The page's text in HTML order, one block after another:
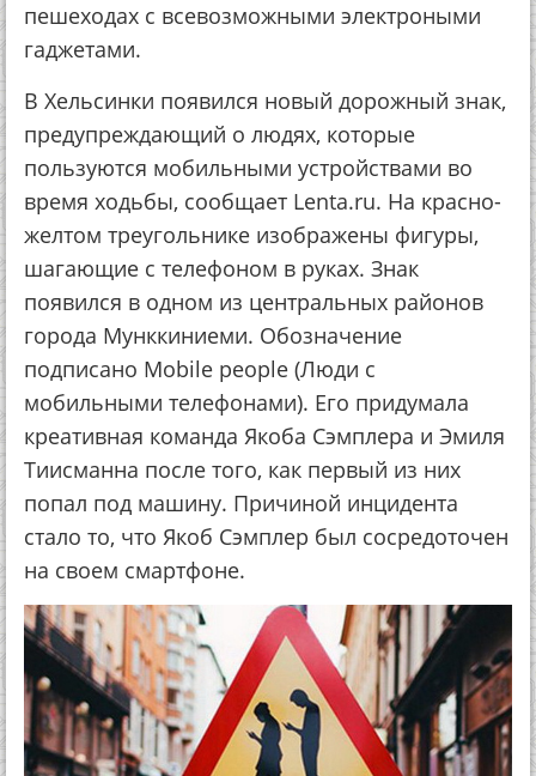
пешеходах с всевозможными электроными
гаджетами.
В Хельсинки появился новый дорожный знак,
предупреждающий о людях, которые
пользуются мобильными устройствами во
время ходьбы, сообщает Lenta.ru. На красно-
желтом треугольнике изображены фигуры,
шагающие с телефоном в руках. Знак
появился в одном из центральных районов
города Мунккиниеми. Обозначение
подписано Mobile people (Люди с
мобильными телефонами). Его придумала
креативная команда Якоба Сэмплера и Эмиля
Тиисманна после того, как первый из них
попал под машину. Причиной инцидента
стало то, что Якоб Сэмплер был сосредоточен
на своем смартфоне.